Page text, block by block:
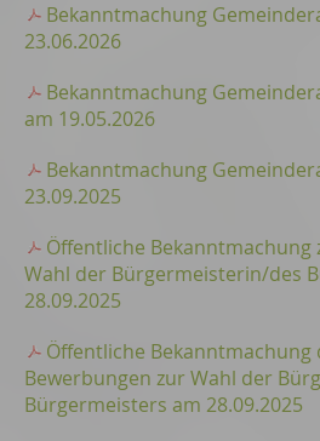
Bekanntmachung
23.06.2026
Bekanntmachung
am 19.05.2026
Bekanntmachung
23.09.2025
Öffentliche
Wahl der Bürgermeisterin/des
28.09.2025
Öffentliche Bekanntmachung
Bewerbungen zur Wahl der
Bürgermeisters am 28.09.2025